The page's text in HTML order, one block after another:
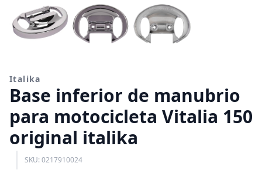
Italika
Base inferior de manubrio
para motocicleta Vitalia 150
original italika
SKU: 0217910024